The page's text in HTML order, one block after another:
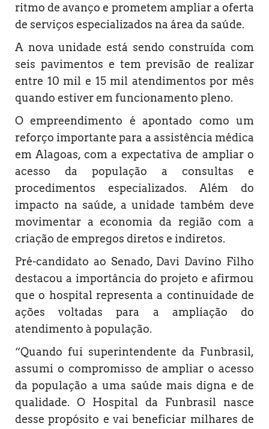
ritmo de avanço e prometem ampliar a oferta
de serviços especializados na área da saúde.
A nova unidade está sendo construída com
seis pavimentos e tem previsão de realizar
entre 10 mil e 15 mil atendimentos por mês
quando estiver em funcionamento pleno.
O empreendimento é apontado como um
reforço importante para a assistência médica
em Alagoas, com a expectativa de ampliar o
acesso da população a consultas e
procedimentos especializados. Além do
impacto na saúde, a unidade também deve
movimentar a economia da região com a
criação de empregos diretos e indiretos.
Pré-candidato ao Senado, Davi Davino Filho
destacou a importância do projeto e afirmou
que o hospital representa a continuidade de
ações voltadas para a ampliação do
atendimento à população.
“Quando fui superintendente da Funbrasil,
assumi o compromisso de ampliar o acesso
da população a uma saúde mais digna e de
qualidade. O Hospital da Funbrasil nasce
desse propósito e vai beneficiar milhares de